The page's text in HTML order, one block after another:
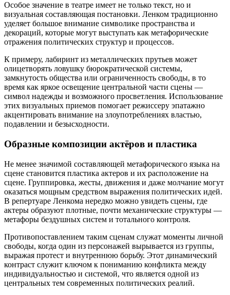
Особое значение в театре имеет не только текст, но и
визуальная составляющая постановки. Ленком традиционно
уделяет большое внимание символике пространства и
декораций, которые могут выступать как метафорические
отражения политических структур и процессов.
К примеру, лабиринт из металлических прутьев может
олицетворять ловушку бюрократической системы,
замкнутость общества или ограниченность свободы, в то
время как яркое освещение центральной части сцены —
символ надежды и возможного просветления. Использование
этих визуальных приемов помогает режиссеру эпатажно
акцентировать внимание на злоупотреблениях властью,
подавлении и безысходности.
Образные композиции актёров и пластика
Не менее значимой составляющей метафорического языка на
сцене становится пластика актеров и их расположение на
сцене. Группировка, жесты, движения и даже молчание могут
оказаться мощным средством выражения политических идей.
В репертуаре Ленкома нередко можно увидеть сцены, где
актеры образуют плотные, почти механические структуры —
метафоры бездушных систем и тотального контроля.
Противопоставлением таким сценам служат моменты личной
свободы, когда один из персонажей вырывается из группы,
выражая протест и внутреннюю борьбу. Этот динамический
контраст служит ключом к пониманию конфликта между
индивидуальностью и системой, что является одной из
центральных тем современных политических реалий.